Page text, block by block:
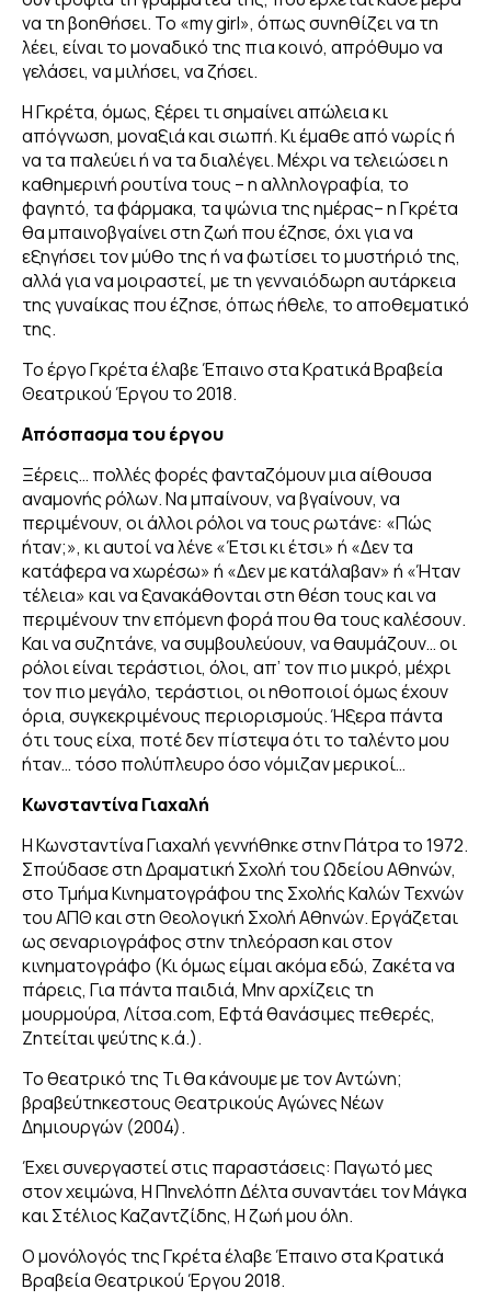
ΔΗΜΟΣΙΕΥΣΕΙΣ
GALLERY
να τη βοηθήσει. Το «my girl», όπως συνηθίζει να τη
λέει, είναι το μοναδικό της πια κοινό, απρόθυμο να
γελάσει, να μιλήσει, να ζήσει.
Η Γκρέτα, όμως, ξέρει τι σημαίνει απώλεια κι
απόγνωση, μοναξιά και σιωπή. Κι έμαθε από νωρίς ή
να τα παλεύει ή να τα διαλέγει. Μέχρι να τελειώσει η
καθημερινή ρουτίνα τους – η αλληλογραφία, το
φαγητό, τα φάρμακα, τα ψώνια της ημέρας– η Γκρέτα
θα μπαινοβγαίνει στη ζωή που έζησε, όχι για να
εξηγήσει τον μύθο της ή να φωτίσει το μυστήριό της,
αλλά για να μοιραστεί, με τη γενναιόδωρη αυτάρκεια
της γυναίκας που έζησε, όπως ήθελε, το αποθεματικό
της.
Το έργοΓκρέταέλαβε Έπαινο στα Κρατικά Βραβεία
Θεατρικού Έργου το 2018.
Απόσπασμα του έργου
Ξέρεις… πολλές φορές φανταζόμουν μια αίθουσα
αναμονής ρόλων. Να μπαίνουν, να βγαίνουν, να
περιμένουν, οι άλλοι ρόλοι να τους ρωτάνε: «Πώς
ήταν;», κι αυτοί να λένε «Έτσι κι έτσι» ή «Δεν τα
κατάφερα να χωρέσω» ή «Δεν με κατάλαβαν» ή «Ήταν
τέλεια» και να ξανακάθονται στη θέση τους και να
περιμένουν την επόμενη φορά που θα τους καλέσουν.
Και να συζητάνε, να συμβουλεύουν, να θαυμάζουν… οι
ρόλοι είναι τεράστιοι, όλοι, απ’ τον πιο μικρό, μέχρι
τον πιο μεγάλο, τεράστιοι, οι ηθοποιοί όμως έχουν
όρια, συγκεκριμένους περιορισμούς. Ήξερα πάντα
ότι τους είχα, ποτέ δεν πίστεψα ότι το ταλέντο μου
ήταν… τόσο πολύπλευρο όσο νόμιζαν μερικοί…
Κωνσταντίνα Γιαχαλή
Η Κωνσταντίνα Γιαχαλή γεννήθηκε στην Πάτρα το 1972.
Σπούδασε στη Δραματική Σχολή του Ωδείου Αθηνών,
στο Τμήμα Κινηματογράφου της Σχολής Καλών Τεχνών
του ΑΠΘ και στη Θεολογική Σχολή Αθηνών. Εργάζεται
ως σεναριογράφος στην τηλεόραση και στον
κινηματογράφο (Κι όμως είμαι ακόμα εδώ, Ζακέτα να
πάρεις, Για πάντα παιδιά, Μην αρχίζεις τη
μουρμούρα, Λίτσα.com, Εφτά θανάσιμες πεθερές,
Ζητείται ψεύτηςκ.ά.).
Το θεατρικό της Τι θα κάνουμε με τον Αντώνη;
βραβεύτηκεστους Θεατρικούς Αγώνες Νέων
Δημιουργών (2004).
Έχει συνεργαστεί στις παραστάσεις: Παγωτό μες
στον χειμώνα, Η Πηνελόπη Δέλτα συναντάει τον Μάγκα
καιΣτέλιος Καζαντζίδης, Η ζωή μου όλη.
Ο μονόλογός τηςΓκρέταέλαβε Έπαινο στα Κρατικά
Βραβεία Θεατρικού Έργου 2018.